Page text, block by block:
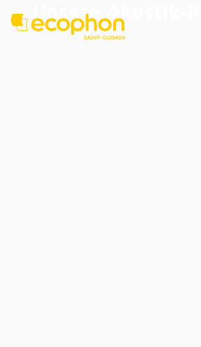
Unsere Akustik-